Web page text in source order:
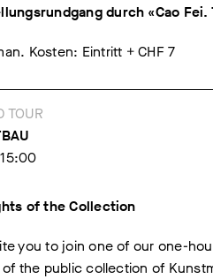
durch «Cao
Kosten: Eintritt + CHF 7
TOUR
of the Collection
you to join one of our one-
the public collection of